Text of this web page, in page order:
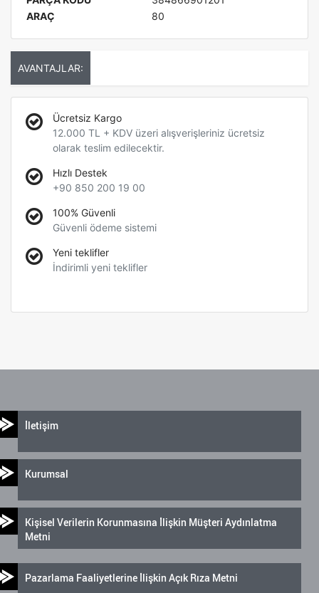
ARAÇ
80
AVANTAJLAR:
Ücretsiz Kargo
12.000 TL + KDV üzeri alışverişleriniz ücretsiz
olarak teslim edilecektir.
Hızlı Destek
+90 850 200 19 00
100% Güvenli
Güvenli ödeme sistemi
Yeni teklifler
İndirimli yeni teklifler
İletişim
Kurumsal
Kişisel Verilerin Korunmasına İlişkin Müşteri Aydınlatma
Metni
Pazarlama Faaliyetlerine İlişkin Açık Rıza Metni